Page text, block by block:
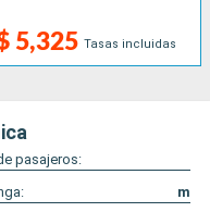
5,325 Tasas incluidas
pasajeros:
m